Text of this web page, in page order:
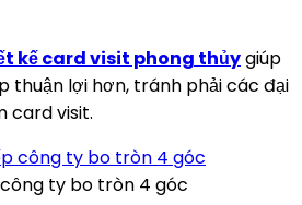
kế card visit phong thủygiúp
thuận lợi hơn, tránh phải các đại
card visit.
ty bo tròn 4 góc